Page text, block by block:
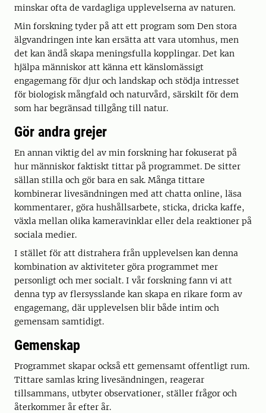
minskar ofta de vardagliga upplevelserna av naturen.
Min forskning tyder på att ett program som Den stora
älgvandringen inte kan ersätta att vara utomhus, men
det kan ändå skapa meningsfulla kopplingar. Det kan
hjälpa människor att känna ett känslomässigt
engagemang för djur och landskap och stödja intresset
för biologisk mångfald och naturvård, särskilt för dem
som har begränsad tillgång till natur.
Gör andra grejer
En annan viktig del av min forskning har fokuserat på
hur människor faktiskt tittar på programmet. De sitter
sällan stilla och gör bara en sak. Många tittare
kombinerar livesändningen med att chatta online, läsa
kommentarer, göra hushållsarbete, sticka, dricka kaffe,
växla mellan olika kameravinklar eller dela reaktioner på
sociala medier.
I stället för att distrahera från upplevelsen kan denna
kombination av aktiviteter göra programmet mer
personligt och mer socialt. I vår forskning fann vi att
denna typ av flersysslande kan skapa en rikare form av
engagemang, där upplevelsen blir både intim och
gemensam samtidigt.
Gemenskap
Programmet skapar också ett gemensamt offentligt rum.
Tittare samlas kring livesändningen, reagerar
tillsammans, utbyter observationer, ställer frågor och
återkommer år efter år.